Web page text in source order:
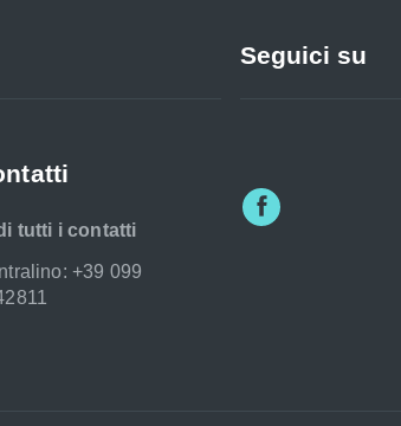
tutti i contatti
+39 099
Seguici su